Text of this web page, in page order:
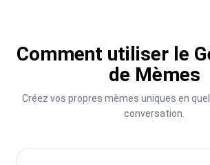
Comment utiliser le
de Mèmes
Créez vos propres mèmes uniques en
conversation.